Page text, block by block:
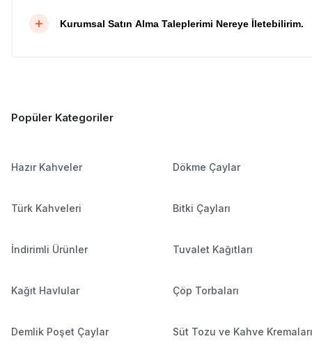
Kurumsal Satın Alma Taleplerimi Nereye İletebilirim.
Popüler Kategoriler
Hazır Kahveler Dökme Çaylar
Türk Kahveleri Bitki Çayları
İndirimli Ürünler Tuvalet Kağıtları
Kağıt Havlular Çöp Torbaları
Demlik Poşet Çaylar Süt Tozu ve Kahve Kremaları